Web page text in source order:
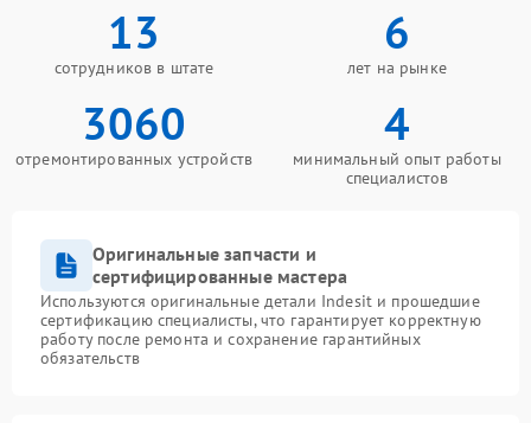
13
сотрудников в штате
6
лет на рынке
3060
отремонтированных устройств
4
минимальный опыт работы
специалистов
Оригинальные запчасти и
сертифицированные мастера
Используются оригинальные детали Indesit и прошедшие
сертификацию специалисты, что гарантирует корректную
работу после ремонта и сохранение гарантийных
обязательств